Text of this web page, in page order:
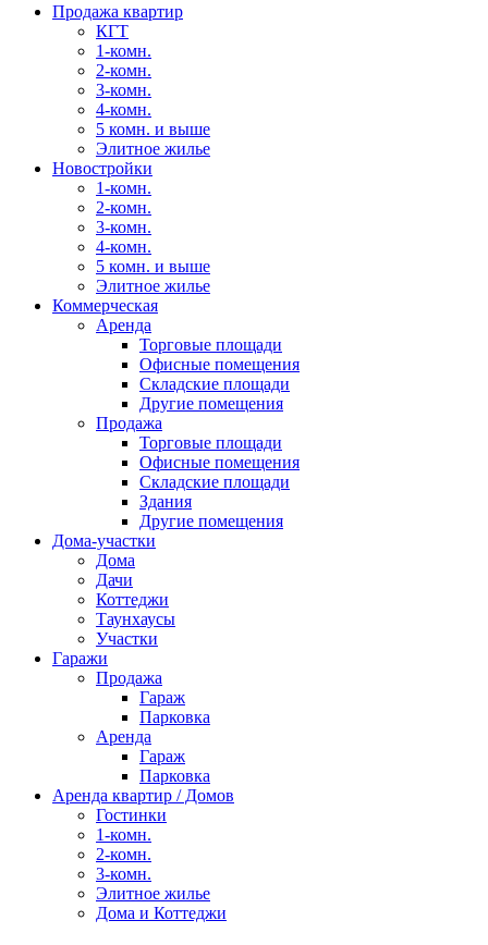
Продажа квартир
КГТ
1-комн.
2-комн.
3-комн.
4-комн.
5 комн. и выше
Элитное жилье
Новостройки
1-комн.
2-комн.
3-комн.
4-комн.
5 комн. и выше
Элитное жилье
Коммерческая
Аренда
Торговые площади
Офисные помещения
Складские площади
Другие помещения
Продажа
Торговые площади
Офисные помещения
Складские площади
Здания
Другие помещения
Дома-участки
Дома
Дачи
Коттеджи
Таунхаусы
Участки
Гаражи
Продажа
Гараж
Парковка
Аренда
Гараж
Парковка
Аренда квартир / Домов
Гостинки
1-комн.
2-комн.
3-комн.
Элитное жилье
Дома и Коттеджи